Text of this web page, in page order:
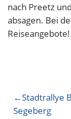
nach Preetz
absagen. Bei
Reiseangebote!
Stadtrallye
Segeberg